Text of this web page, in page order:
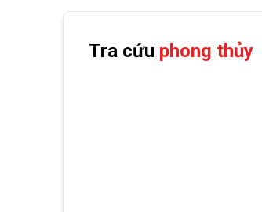
Tra cứu phong thủy